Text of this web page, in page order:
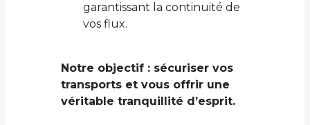
garantissant la continuité de
vos flux.
Notre objectif : sécuriser vos
transports et vous offrir une
véritable tranquillité d’esprit.